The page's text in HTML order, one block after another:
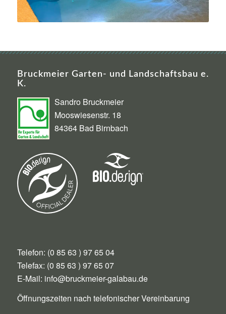
Bruckmeier Garten- und Landschaftsbau e.
K.
Sandro Bruckmeier
Mooswiesenstr. 18
84364 Bad Birnbach
Telefon: (0 85 63 ) 97 65 04
Telefax: (0 85 63 ) 97 65 07
E-Mail: info@bruckmeier-galabau.de
Öffnungszeiten nach telefonischer Vereinbarung